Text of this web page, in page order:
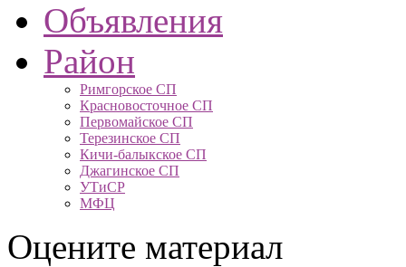
Объявления
Район
Римгорское СП
Красновосточное СП
Первомайское СП
Терезинское СП
Кичи-балыкское СП
Джагинское СП
УТиСР
МФЦ
Оцените материал